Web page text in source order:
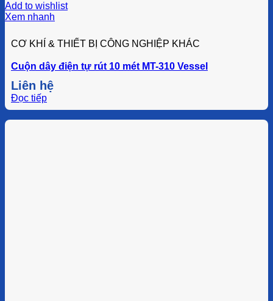
Add to wishlist
Xem nhanh
CƠ KHÍ & THIẾT BỊ CÔNG NGHIỆP KHÁC
Cuộn dây điện tự rút 10 mét MT-310 Vessel
Liên hệ
Đọc tiếp